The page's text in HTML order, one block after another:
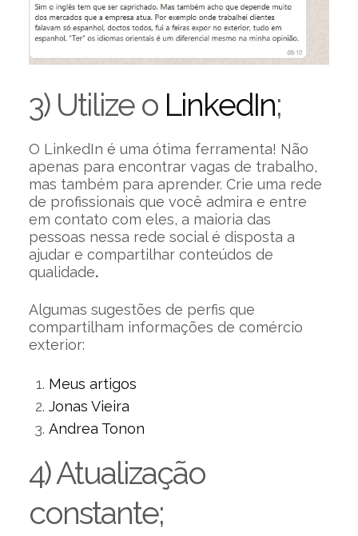
3) Utilize o LinkedIn;
O LinkedIn é uma ótima ferramenta! Não
apenas para encontrar vagas de trabalho,
mas também para aprender. Crie uma rede
de profissionais que você admira e entre
em contato com eles, a maioria das
pessoas nessa rede social é disposta a
ajudar e compartilhar conteúdos de
qualidade.
Algumas sugestões de perfis que
compartilham informações de comércio
exterior:
Meus artigos
Jonas Vieira
Andrea Tonon
4) Atualização
constante;